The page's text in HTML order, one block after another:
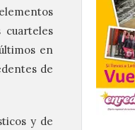
cuarteles
en
de
y de
la
este